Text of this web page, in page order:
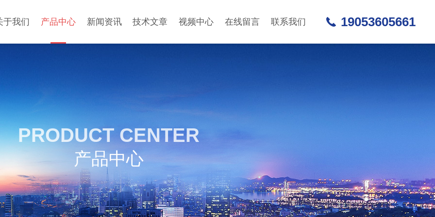
于我们 产品中心 新闻资讯 技术文章 视频中心 在线留言 联系我们 19053605661
PRODUCT CENTER
产品中心